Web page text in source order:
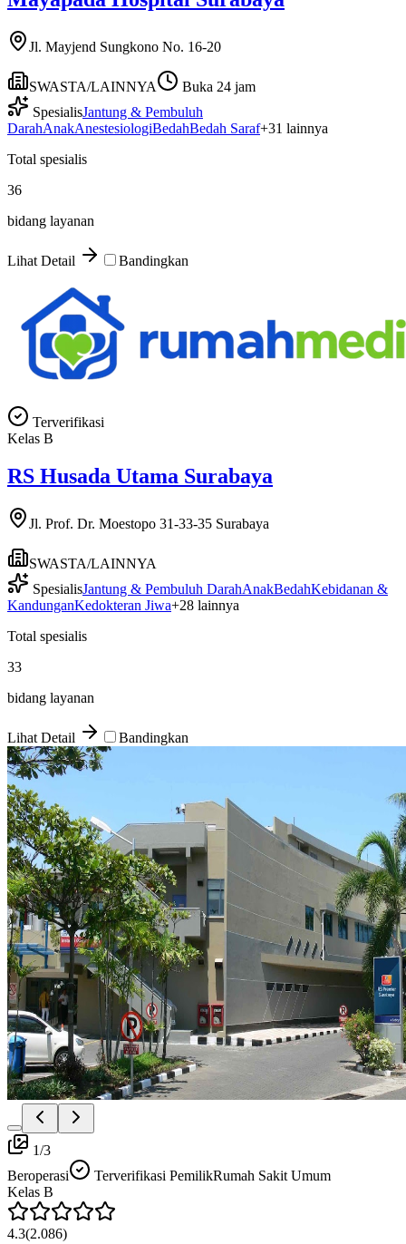
Jl. Mayjend Sungkono No. 16-20
SWASTA/LAINNYA
Buka 24 jam
SpesialisJantung & Pembuluh
DarahAnakAnestesiologiBedahBedah Saraf+31 lainnya
Total spesialis
36
bidang layanan
Lihat Detail Bandingkan
Terverifikasi
Kelas B
RS Husada Utama Surabaya
Jl. Prof. Dr. Moestopo 31-33-35 Surabaya
SWASTA/LAINNYA
SpesialisJantung & Pembuluh DarahAnakBedahKebidanan &
KandunganKedokteran Jiwa+28 lainnya
Total spesialis
33
bidang layanan
Lihat Detail Bandingkan
1/3
Beroperasi
Terverifikasi PemilikRumah Sakit Umum
Kelas B
4.3(2.086)